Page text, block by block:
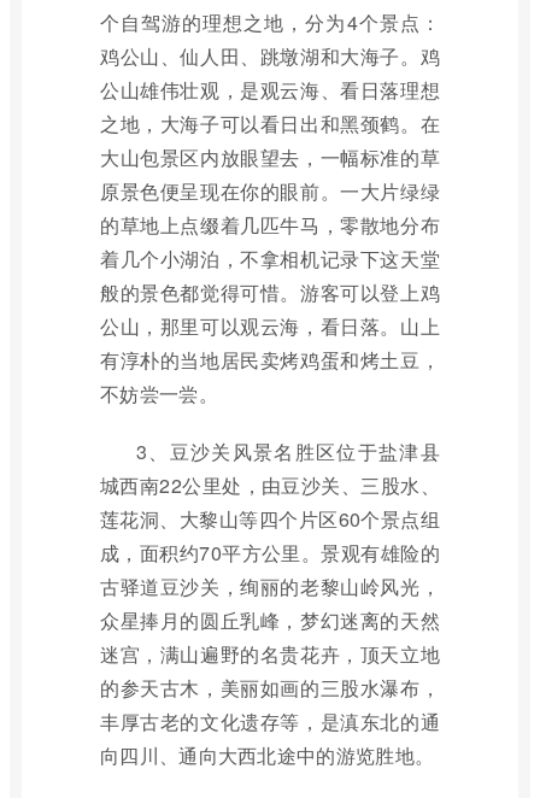
个自驾游的理想之地，分为4个景点：
鸡公山、仙人田、跳墩湖和大海子。鸡
公山雄伟壮观，是观云海、看日落理想
之地，大海子可以看日出和黑颈鹤。在
大山包景区内放眼望去，一幅标准的草
原景色便呈现在你的眼前。一大片绿绿
的草地上点缀着几匹牛马，零散地分布
着几个小湖泊，不拿相机记录下这天堂
般的景色都觉得可惜。游客可以登上鸡
公山，那里可以观云海，看日落。山上
有淳朴的当地居民卖烤鸡蛋和烤土豆，
不妨尝一尝。
3、豆沙关风景名胜区位于盐津县
城西南22公里处，由豆沙关、三股水、
莲花洞、大黎山等四个片区60个景点组
成，面积约70平方公里。景观有雄险的
古驿道豆沙关，绚丽的老黎山岭风光，
众星捧月的圆丘乳峰，梦幻迷离的天然
迷宫，满山遍野的名贵花卉，顶天立地
的参天古木，美丽如画的三股水瀑布，
丰厚古老的文化遗存等，是滇东北的通
向四川、通向大西北途中的游览胜地。